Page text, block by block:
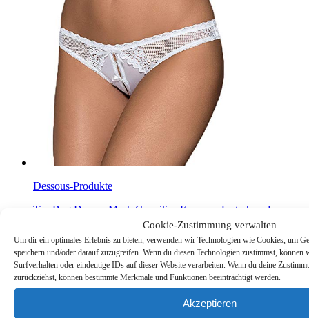
Dessous-Produkte
TiaoBug Damen Mesh Crop Top Kurzarm Unterhemd
Bauchfreies Oberteil Basic Transparent Unterwäsche Shirts
Ouvert Dessous Reizvoll Weiß One Size
€ 18,90 inkl. MwSt.
Amazon / Ebay Produkt ansehen*
-43%
Cookie-Zustimmung verwalten
Um dir ein optimales Erlebnis zu bieten, verwenden wir Technologien wie Cookies, um
speichern und/oder darauf zuzugreifen. Wenn du diesen Technologien zustimmst, können
Surfverhalten oder eindeutige IDs auf dieser Website verarbeiten. Wenn du deine
zurückziehst, können bestimmte Merkmale und Funktionen beeinträchtigt werden.
Akzeptieren